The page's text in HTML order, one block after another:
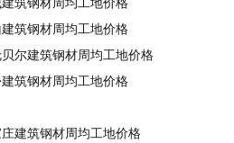
建筑钢材周均工地价格
建筑钢材周均工地价格
贝尔建筑钢材周均工地价格
建筑钢材周均工地价格
庄建筑钢材周均工地价格